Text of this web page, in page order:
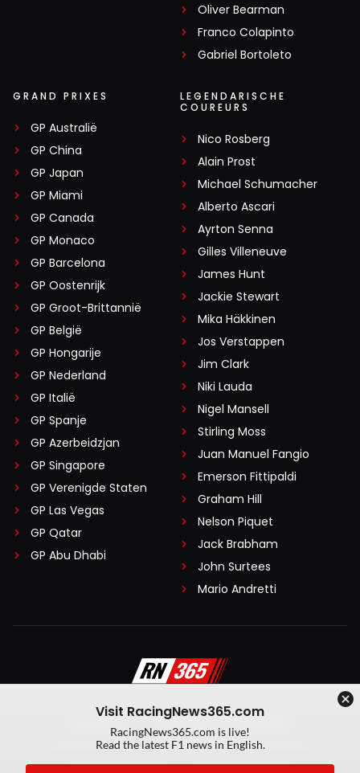
Oliver Bearman
Franco Colapinto
Gabriel Bortoleto
GRAND PRIXES
GP Australië
GP China
GP Japan
GP Miami
GP Canada
GP Monaco
GP Barcelona
GP Oostenrijk
GP Groot-Brittannië
GP België
GP Hongarije
GP Nederland
GP Italië
GP Spanje
GP Azerbeidzjan
GP Singapore
GP Verenigde Staten
GP Las Vegas
GP Qatar
GP Abu Dhabi
LEGENDARISCHE
COUREURS
Nico Rosberg
Alain Prost
Michael Schumacher
Alberto Ascari
Ayrton Senna
Gilles Villeneuve
James Hunt
Jackie Stewart
Mika Häkkinen
Jos Verstappen
Jim Clark
Niki Lauda
Nigel Mansell
Stirling Moss
Juan Manuel Fangio
Emerson Fittipaldi
Graham Hill
Nelson Piquet
Jack Brabham
John Surtees
Mario Andretti
Algemene voorwaarden
Privacy Policy
Created by On Your Marks
Privacy manager
Kansspeluitingen
Visit RacingNews365.com
RacingNews365.com is live!
Read the latest F1 news in English.